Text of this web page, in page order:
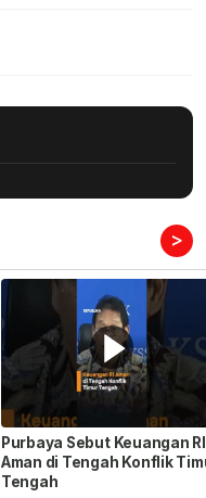
>
Purbaya Sebut Keuangan RI
Aman di Tengah Konflik
Tengah